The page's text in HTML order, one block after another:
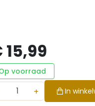
15,99
voorraad
+ In